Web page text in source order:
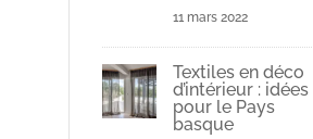
11 mars 2022
Textiles en déco
d’intérieur : idées
pour le Pays
basque